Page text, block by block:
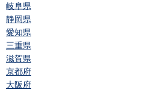
岐阜県
静岡県
愛知県
三重県
滋賀県
京都府
大阪府